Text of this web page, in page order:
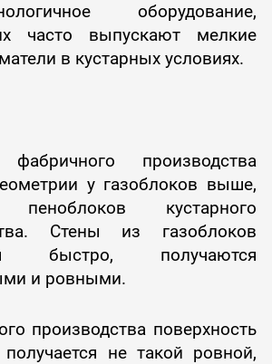
оборудование,
часто выпускают мелкие
в кустарных условиях.
производства
у газоблоков выше,
кустарного
Стены из газоблоков
быстро, получаются
и ровными.
производства поверхность
не такой ровной,